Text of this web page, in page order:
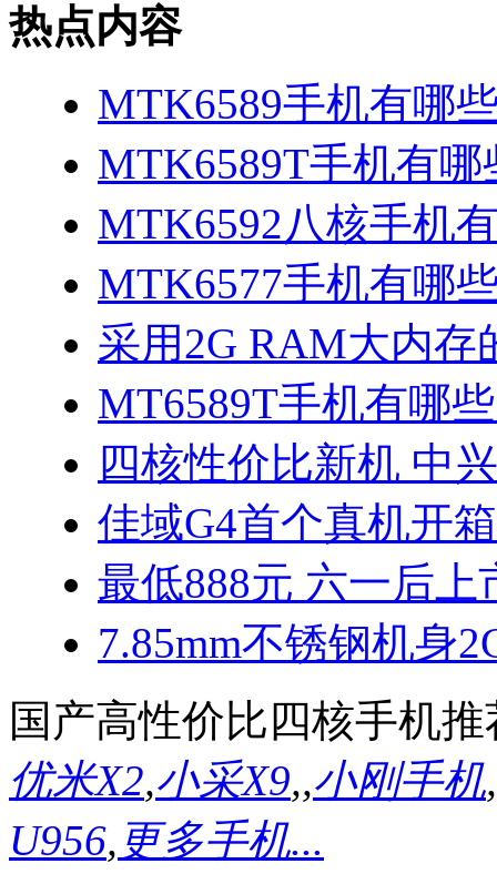
热点内容
MTK6589手机有哪
MTK6589T手机有
MTK6592八核手机
MTK6577手机有哪
采用2G RAM大内存
MT6589T手机有哪
四核性价比新机 中
佳域G4首个真机开
最低888元 六一后上
7.85mm不锈钢机身
国产高性价比四核手机推
优米X2,小采X9,,小刚手机,
U956, 更多手机...